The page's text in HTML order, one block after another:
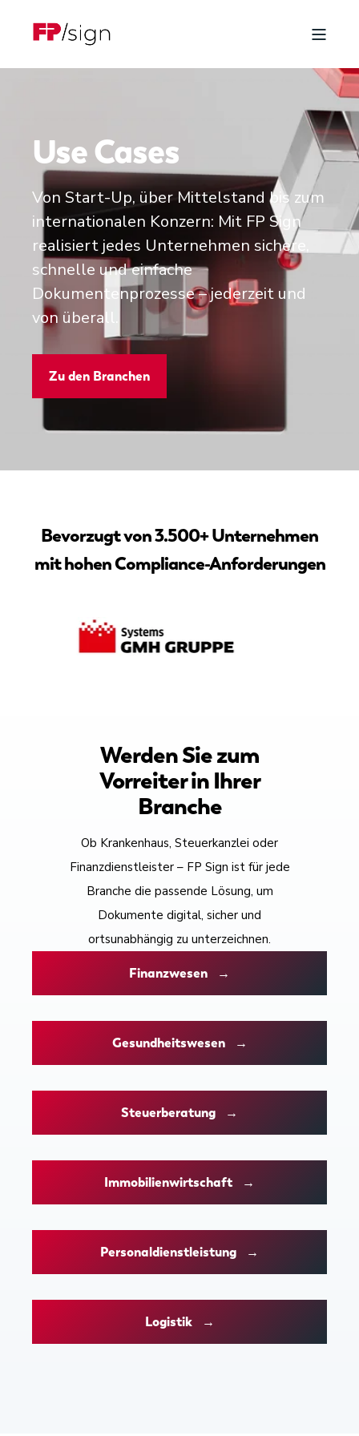
Use Cases
Von Start-Up, über Mittelstand bis zum
internationalen Konzern: Mit FP Sign
realisiert jedes Unternehmen sichere,
schnelle und einfache
Dokumentenprozesse – jederzeit und
von überall.
Zu den Branchen
Bevorzugt von 3.500+ Unternehmen
mit hohen Compliance-Anforderungen
Werden Sie zum
Vorreiter in Ihrer
Branche
Ob Krankenhaus, Steuerkanzlei oder
Finanzdienstleister – FP Sign ist für jede
Branche die passende Lösung, um
Dokumente digital, sicher und
ortsunabhängig zu unterzeichnen.
Finanzwesen →
Gesundheitswesen →
Steuerberatung →
Immobilienwirtschaft →
Personaldienstleistung →
Logistik →